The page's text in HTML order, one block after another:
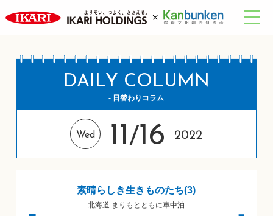
DAILY COLUMN
- 日替わりコラム
Wed 11/16 2022
素晴らしき生きものたち(3)
北海道 まりもとともに車中泊